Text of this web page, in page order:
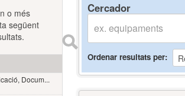
Cercador
Ordenar resultats per
o més
següent
Docum...